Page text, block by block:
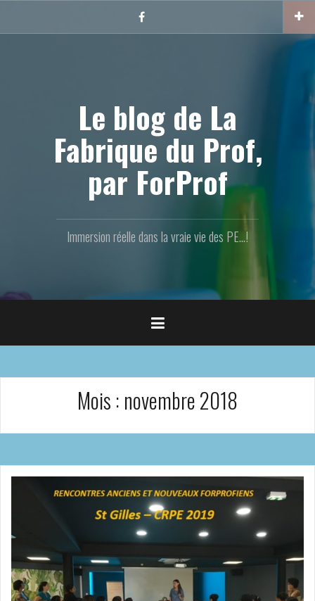
contenu
Facebook
Le blog de La
Fabrique du Prof,
par ForProf
Immersion réelle dans la vraie vie des PE...!
Mois : novembre 2018